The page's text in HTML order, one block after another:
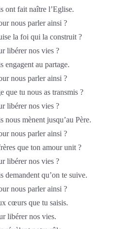
ont fait naître l’Eglise.
nous parler ainsi ?
la foi qui la construit ?
libérer nos vies ?
engagent au partage.
nous parler ainsi ?
que tu nous as transmis ?
libérer nos vies ?
nous mènent jusqu’au Père.
nous parler ainsi ?
que ton amour unit ?
libérer nos vies ?
demandent qu’on te suive.
nous parler ainsi ?
cœurs que tu saisis.
libérer nos vies.